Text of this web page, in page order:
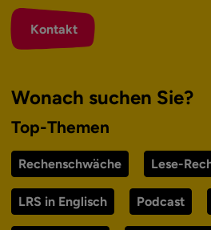
Kontakt
Wonach suchen Sie?
Top-Themen
Rechenschwäche Lese-
LRS in Englisch Podcast